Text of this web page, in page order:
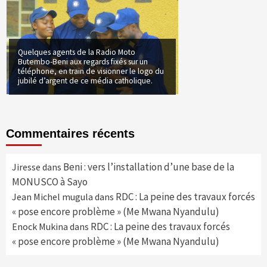
Quelques agents de la Radio Moto
Butembo-Beni aux regards fixés sur un
téléphone, en train de visionner le logo du
jubilé d’argent de ce média catholique.
Commentaires récents
Jiresse dans Beni : vers l’installation d’une base de la
MONUSCO à Sayo
Jean Michel mugula dans RDC : La peine des travaux forcés
« pose encore problème » (Me Mwana Nyandulu)
Enock Mukina dans RDC : La peine des travaux forcés
« pose encore problème » (Me Mwana Nyandulu)